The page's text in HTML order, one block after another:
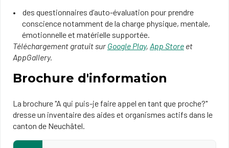
des questionnaires d’auto-évaluation pour prendre
conscience notamment de la charge physique, mentale,
émotionnelle et matérielle supportée.
Téléchargement gratuit sur Google Play, App Store et
AppGallery.
Brochure d'information
La brochure "A qui puis-je faire appel en tant que proche?"
dresse un inventaire des aides et organismes actifs dans le
canton de Neuchâtel.